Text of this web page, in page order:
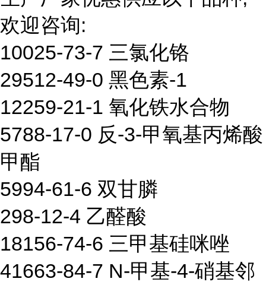
欢迎咨询:
10025-73-7 三氯化铬
29512-49-0 黑色素-1
12259-21-1 氧化铁水合物
5788-17-0 反-3-甲氧基丙烯酸
甲酯
5994-61-6 双甘膦
298-12-4 乙醛酸
18156-74-6 三甲基硅咪唑
41663-84-7 N-甲基-4-硝基邻